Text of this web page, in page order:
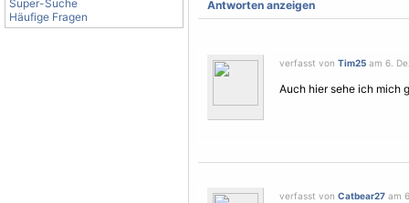
Super-Suche
Häufige Fragen
Antworten anzeigen
verfasst von Tim25 am 6.
Auch hier sehe ich mich
verfasst von Catbear27 am